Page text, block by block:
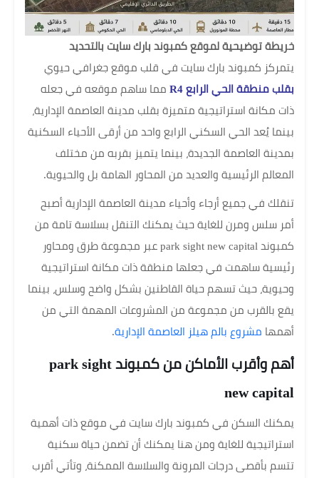
خريطة توضيحية لموقع كمبوند بارك سايت بالتحديد
يتمركز كمبوند بارك سايت في قلب موقع جغرافي حيوي
بقلب منطقة الحي الرابع R4
مما ساهم موقعه في جعله
ذات مكانة استراتيجية متميزة بقلب مدينة العاصمة الإدارية،
بينما يُعد الحي السكني الرابع واحد من أرقى الأحياء السكنية
بمدينة العاصمة الجديدة، بينما يتميز بقربه من مختلف
المعالم الرئيسية والعديد من المحاور الهامة بل والحيوية.
تنقلك في جميع أرجاء وأحياء مدينة العاصمة الإدارية أصبح
أمر سلس ومرن للغاية حيث يمكنك التنقل بسلاسة تامة من
كمبوند park sight new capital عبر مجموعة طرق ومحاور
رئيسية ساهمت في جعلها منطقة ذات مكانة استراتيجية
وحيوية، حيث تسهم حياة القاطنين بشكل واضح وسلس، بينما
يقع بالقرب من مجموعة من المشروعات المهمة التي من
أهمها مشروع بالم هيلز العاصمة الإدارية.
أهم وأقرب الأماكن من كمبوند park sight
new capital
يمكنك السكن في كمبوند بارك سايت في موقع ذات أهمية
استراتيجية للغاية ومن هنا يمكنك أن تضمن حياة سكنية
تتسم بأقصى درجات المرونة والسلاسة الممكنة، وتأتي أقرب